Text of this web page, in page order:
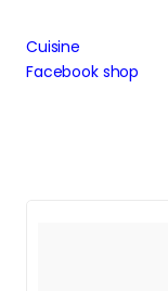
Cuisine
Facebook shop